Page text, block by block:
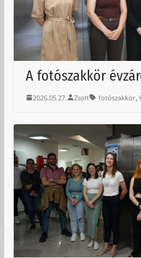
A fotószakkör
2026.05.27. Zsolt fotószakkör,